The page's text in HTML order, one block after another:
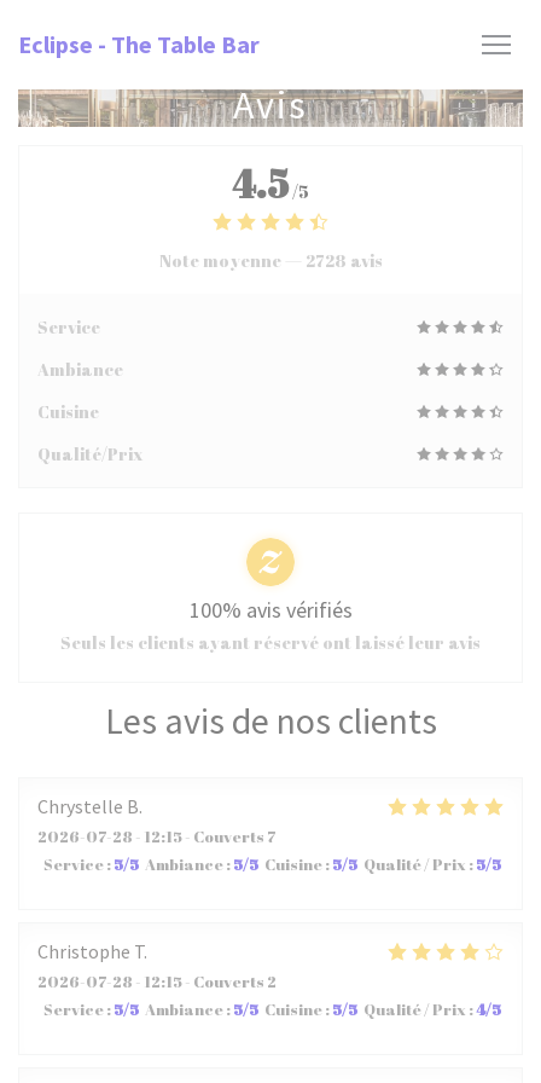
Eclipse - The Table Bar
Avis
Les avis de nos clients
Chrystelle B
2026-07-28 - 12:15 - Couverts 7
Service :5/5 Ambiance :5/5 Cuisine :5/5 Qualité / Prix :5/5
Christophe T
2026-07-28 - 12:15 - Couverts 2
Service :5/5 Ambiance :5/5 Cuisine :5/5 Qualité / Prix :4/5
4.5/5
Note moyenne — 2728 avis
Service
Ambiance
Cuisine
Qualité/Prix
100% avis vérifiés
Seuls les clients ayant réservé ont laissé leur avis